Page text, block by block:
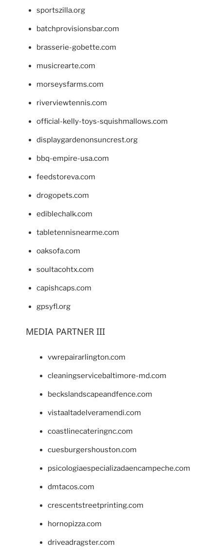
sportszilla.org
batchprovisionsbar.com
brasserie-gobette.com
musicrearte.com
morseysfarms.com
riverviewtennis.com
official-kelly-toys-squishmallows.com
displaygardenonsuncrest.org
bbq-empire-usa.com
feedstoreva.com
drogopets.com
ediblechalk.com
tabletennisnearme.com
oaksofa.com
soultacohtx.com
capishcaps.com
gpsyfl.org
MEDIA PARTNER III
vwrepairarlington.com
cleaningservicebaltimore-md.com
beckslandscapeandfence.com
vistaaltadelveramendi.com
coastlinecateringnc.com
cuesburgershouston.com
psicologiaespecializadaencampeche.com
dmtacos.com
crescentstreetprinting.com
hornopizza.com
driveadragster.com